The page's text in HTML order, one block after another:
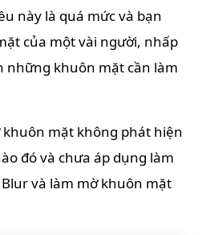
này là quá mức và bạn
của một vài người, nhấp
những khuôn mặt cần làm
mặt không phát hiện
đó và chưa áp dụng làm
và làm mờ khuôn mặt